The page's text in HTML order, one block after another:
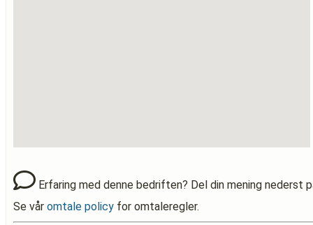
Erfaring med denne bedriften? Del din mening nederst
Se vår omtale policy for omtaleregler.